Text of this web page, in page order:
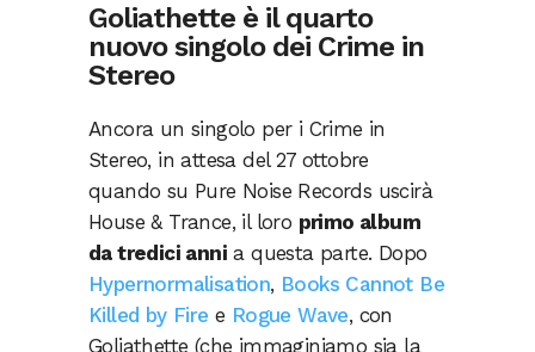
Goliathette è il quarto
nuovo singolo dei Crime in
Stereo
Ancora un singolo per i Crime in
Stereo, in attesa del 27 ottobre
quando su Pure Noise Records uscirà
House & Trance, il loro primo album
da tredici anni a questa parte. Dopo
Hypernormalisation, Books Cannot Be
Killed by Fire e Rogue Wave, con
Goliathette (che immaginiamo sia la